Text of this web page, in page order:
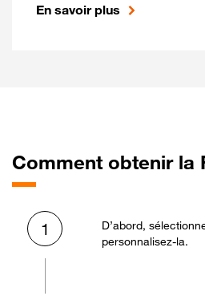
En savoir plus
Comment obtenir la
1
D’abord,
personnalisez-la.